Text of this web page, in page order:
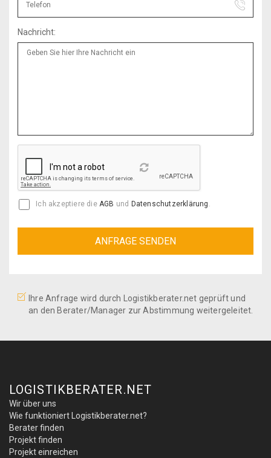
Nachricht:
Reload
Ich akzeptiere die AGB und Datenschutzerklärung .
Ihre Anfrage wird durch Logistikberater.net geprüft und
an den Berater/Manager zur Abstimmung weitergeleitet.
LOGISTIKBERATER.NET
Wir über uns
Wie funktioniert Logistikberater.net?
Berater finden
Projekt finden
Projekt einreichen